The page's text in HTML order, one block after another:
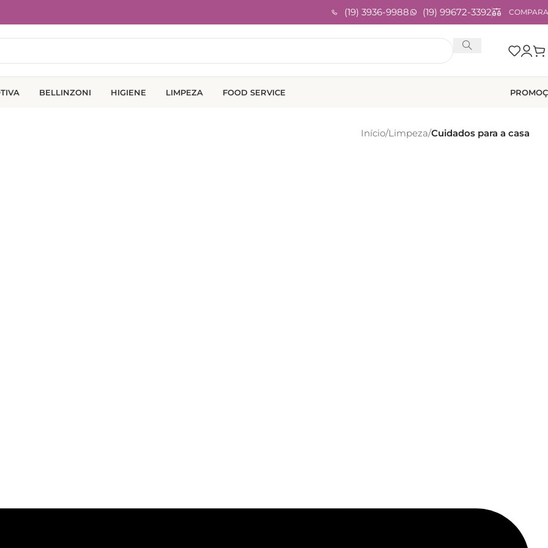
(19) 3936-9988 (19) 99672-3392
BELLINZONI HIGIENE LIMPEZA FOOD SERVICE
Início/Limpeza/Cuidados para a casa